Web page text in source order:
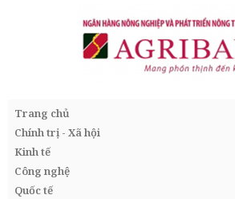
Trang chủ
Chính trị - Xã hội
Kinh tế
Công nghệ
Quốc tế